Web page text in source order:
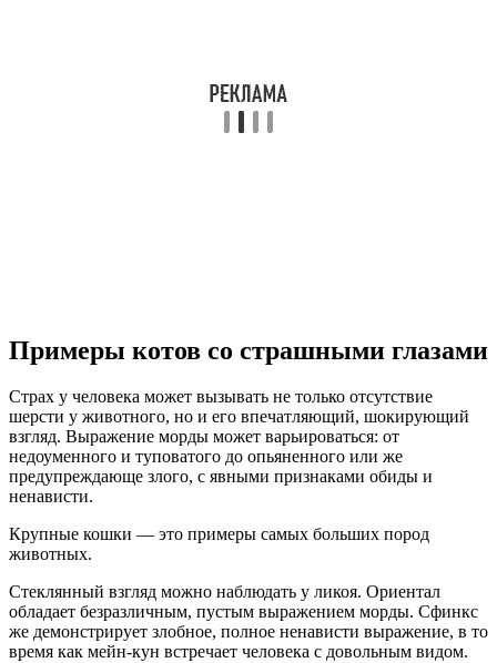
Примеры котов со страшными глазами
Страх у человека может вызывать не только отсутствие
шерсти у животного, но и его впечатляющий, шокирующий
взгляд. Выражение морды может варьироваться: от
недоуменного и туповатого до опьяненного или же
предупреждающе злого, с явными признаками обиды и
ненависти.
Крупные кошки — это примеры самых больших пород
животных.
Стеклянный взгляд можно наблюдать у ликоя. Ориентал
обладает безразличным, пустым выражением морды. Сфинкс
же демонстрирует злобное, полное ненависти выражение, в то
время как мейн-кун встречает человека с довольным видом.